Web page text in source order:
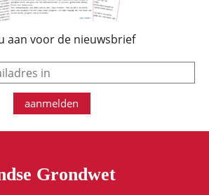
aan voor de nieuwsbrief
aanmelden
Grondwet